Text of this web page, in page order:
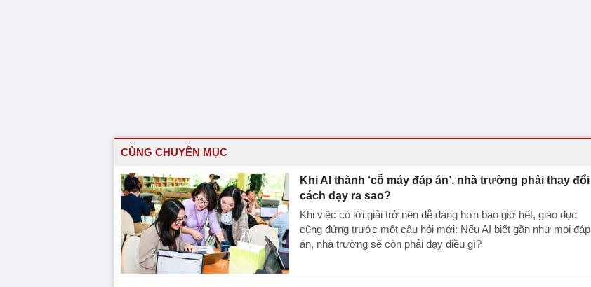
CÙNG CHUYÊN MỤC
Khi AI thành ‘cỗ máy đáp án’, nhà trường phải thay đổi
cách dạy ra sao?
Khi việc có lời giải trở nên dễ dàng hơn bao giờ hết, giáo dục
cũng đứng trước một câu hỏi mới: Nếu AI biết gần như mọi đáp
án, nhà trường sẽ còn phải dạy điều gì?